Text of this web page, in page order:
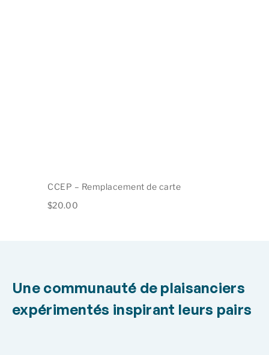
CCEP – Remplacement de carte
$20.00
Une communauté de plaisanciers
expérimentés inspirant leurs pairs